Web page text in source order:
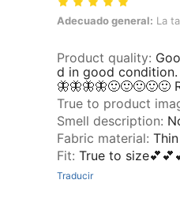
Adecuado general: La talla
Adecuado general: La
Product quality:
d in good condition.
🦋🦋🦋🦋🙂🙂🙂🙂🙂
True to product
Smell description:
Fabric material:
Fit: True to
Traducir